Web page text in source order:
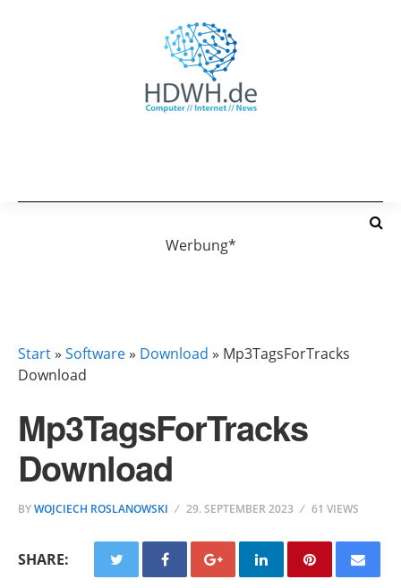
Werbung*
Start» Software» Download » Mp3TagsForTracks
Download
Mp3TagsForTracks
Download
BYWOJCIECH ROSLANOWSKI 29. SEPTEMBER 2023 61 VIEWS
SHARE: